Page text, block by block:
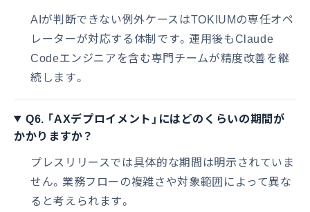
AIが判断できない例外ケースはTOKIUMの専任オペ
レーターが対応する体制です。運用後もClaude
Codeエンジニアを含む専門チームが精度改善を継
続します。
Q6. 「AXデプロイメント」にはどのくらいの期間が
かかりますか？
プレスリリースでは具体的な期間は明示されていま
せん。業務フローの複雑さや対象範囲によって異な
ると考えられます。